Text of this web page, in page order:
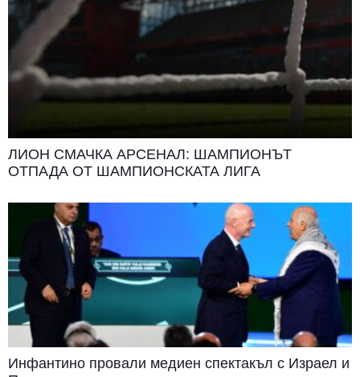
ЛИОН СМАЧКА АРСЕНАЛ: ШАМПИОНЪТ
ОТПАДА ОТ ШАМПИОНСКАТА ЛИГА
Инфантино провали медиен спектакъл с Израел и